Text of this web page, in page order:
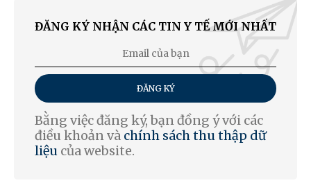
ĐĂNG KÝ NHẬN CÁC TIN Y TẾ MỚI NHẤT
ĐĂNG KÝ
Bằng việc đăng ký, bạn đồng ý với các
điều khoản và chính sách thu thập dữ
liệu của website.